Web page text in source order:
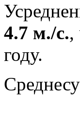
4.7 м./с.,
году.